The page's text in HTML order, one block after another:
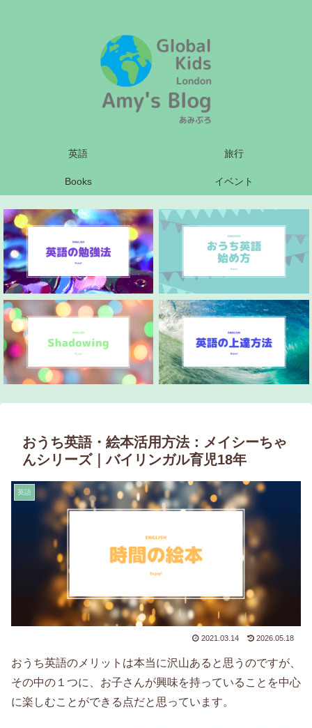
英語 旅行
Books イベント
おうち英語・絵本活用方法：メイシーちゃ
んシリーズ｜バイリンガル育児18年
英語
2021.03.14 2026.05.18
おうち英語のメリットは本当に沢山あると思うのですが、
その中の１つに、お子さんが興味を持っていることを中心
に楽しむことができる点だと思っています。